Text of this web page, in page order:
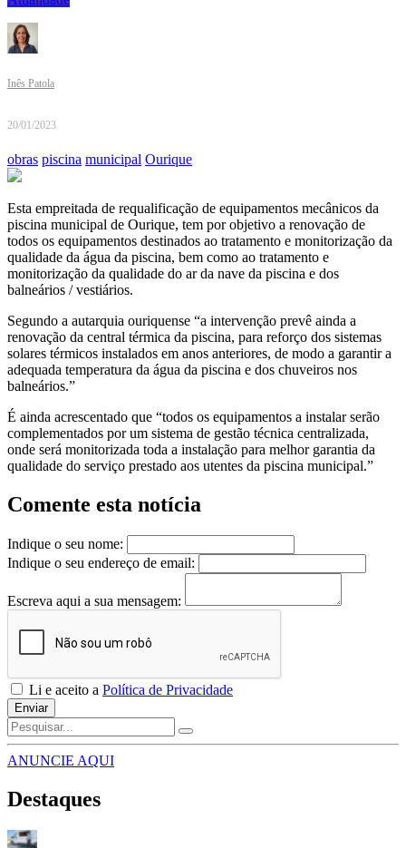
Inês Patola
20/01/2023
obras piscina municipal Ourique
Esta empreitada de requalificação de equipamentos mecânicos da
piscina municipal de Ourique, tem por objetivo a renovação de
todos os equipamentos destinados ao tratamento e monitorização da
qualidade da água da piscina, bem como ao tratamento e
monitorização da qualidade do ar da nave da piscina e dos
balneários / vestiários.
Segundo a autarquia ouriquense “a intervenção prevê ainda a
renovação da central térmica da piscina, para reforço dos sistemas
solares térmicos instalados em anos anteriores, de modo a garantir a
adequada temperatura da água da piscina e dos chuveiros nos
balneários.”
É ainda acrescentado que “todos os equipamentos a instalar serão
complementados por um sistema de gestão técnica centralizada,
onde será monitorizada toda a instalação para melhor garantia da
qualidade do serviço prestado aos utentes da piscina municipal.”
Comente esta notícia
Indique o seu nome:
Indique o seu endereço de email:
Escreva aqui a sua mensagem:
Li e aceito a Política de Privacidade
Enviar
ANUNCIE AQUI
Destaques